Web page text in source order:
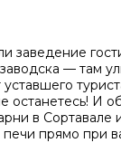
заведение
— там
останетесь! И
в Сортавале
прямо при